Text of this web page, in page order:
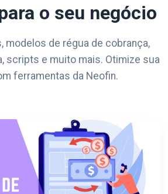
o seu negócio
modelos de régua de cobrança,
scripts e muito mais. Otimize sua
ferramentas da Neofin.